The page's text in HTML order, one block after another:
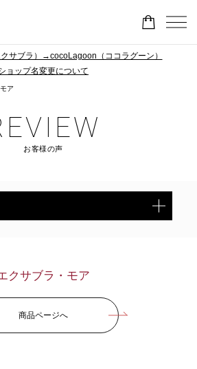
クサブラ）→cocoLagoon（ココラグーン）
ョップ名変更について
ア
お客様の声
クサブラ・モア
商品ページへ